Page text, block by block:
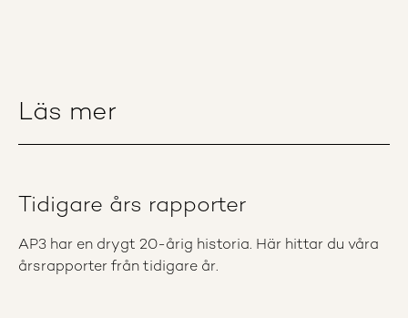
Läs mer
Tidigare års rapporter
AP3 har en drygt 20-årig historia. Här hittar du våra
årsrapporter från tidigare år.